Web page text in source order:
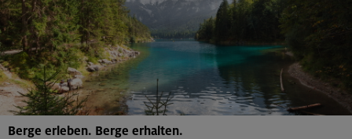
Berge erleben. Berge erhalten.